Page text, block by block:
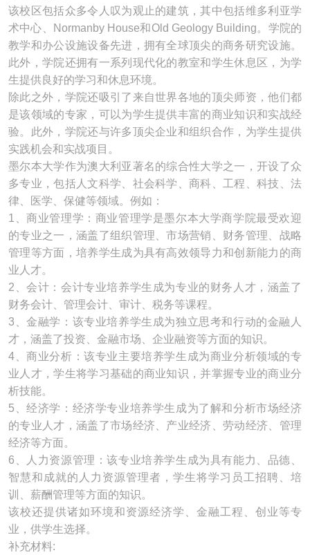
该校区包括众多令人叹为观止的建筑，其中包括维多利亚学
术中心、Normanby House和Old Geology Building。学院的
教学和办公设施设备先进，拥有全球顶尖的商务研究设施。
此外，学院还拥有一系列现代化的教室和学生休息区，为学
生提供良好的学习和休息环境。
除此之外，学院还吸引了来自世界各地的顶尖师资，他们都
是该领域的专家，可以为学生提供丰富的商业知识和实战经
验。此外，学院还与许多顶尖企业和组织合作，为学生提供
实践机会和实战项目。
墨尔本大学作为澳大利亚著名的综合性大学之一，开设了众
多专业，包括人文科学、社会科学、商科、工程、科技、法
律、医学、保健等领域。例如：
1、商业管理学：商业管理学是墨尔本大学商学院最受欢迎
的专业之一，涵盖了组织管理、市场营销、财务管理、战略
管理等方面，培养学生成为具有高效领导力和创新能力的商
业人才。
2、会计：会计专业培养学生成为专业的财务人才，涵盖了
财务会计、管理会计、审计、税务等课程。
3、金融学：该专业培养学生成为独立思考和行动的金融人
才，涵盖了投资、金融市场、企业融资等方面的知识。
4、商业分析：该专业主要培养学生成为商业分析领域的专
业人才，学生将学习基础的商业知识，并掌握专业的商业分
析技能。
5、经济学：经济学专业培养学生成为了解和分析市场经济
的专业人才，涵盖了市场经济、产业经济、劳动经济、管理
经济等方面。
6、人力资源管理：该专业培养学生成为具有能力、品德、
智慧和成就的人力资源管理者，学生将学习员工招聘、培
训、薪酬管理等方面的知识。
该校还提供诸如环境和资源经济学、金融工程、创业等专
业，供学生选择。
补充材料: